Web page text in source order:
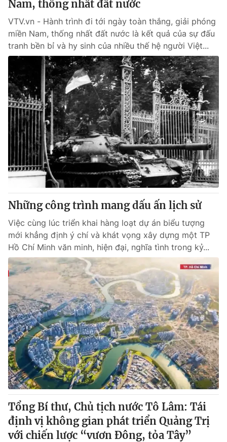
Photo Infographic
Video Shorts video
VTV Money VTV Thể thao
VTV Sức khoẻ Bất động sản
Thị trường 24h Tấm lòng Việt
VTV4 Vươn mình bằng AI
VTV9
Liên hệ tòa soạn English
THỜI BÁO VTV
Theo dõi báo trên
Cơ quan chủ quản:Đài Truyền hình Việt Nam
Cơ quan báo chí:Thời báo VTV
Giấy phép hoạt động báo in và báo điện tử số 483/GP-BTTTT
cấp ngày 29/12/2023
Tổng Biên tập:Vũ Thanh Thủy
Phó Tổng Biên tập: Nguyễn Thị Mỹ Hạnh, Phạm Quốc Thắng,
Nguyễn Trọng Ninh
Tổng đài VTV: 024.38 355 931 - 024.38 355 932
Nam, thống nhất đất nước
VTV.vn - Hành trình đi tới ngày toàn thắng, giải phóng
miền Nam, thống nhất đất nước là kết quả của sự đấu
tranh bền bỉ và hy sinh của nhiều thế hệ người Việt...
Những công trình mang dấu ấn lịch sử
Việc cùng lúc triển khai hàng loạt dự án biểu tượng
mới khẳng định ý chí và khát vọng xây dựng một TP
Hồ Chí Minh văn minh, hiện đại, nghĩa tình trong kỷ...
Tổng Bí thư, Chủ tịch nước Tô Lâm: Tái
định vị không gian phát triển Quảng Trị
với chiến lược “vươn Đông, tỏa Tây”